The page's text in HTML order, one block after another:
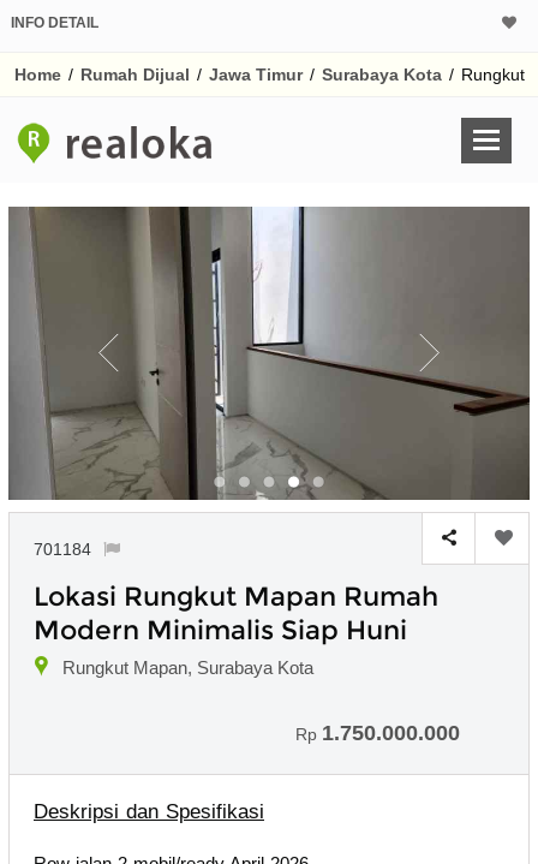
INFO DETAIL
Home / Rumah Dijual / Jawa Timur / Surabaya Kota / Rungkut
701184
Lokasi Rungkut Mapan Rumah
Modern Minimalis Siap Huni
Rungkut Mapan, Surabaya Kota
Rp 1.750.000.000
Deskripsi dan Spesifikasi
Harga Rp
Untuk hasil simulasi
pada kotak-